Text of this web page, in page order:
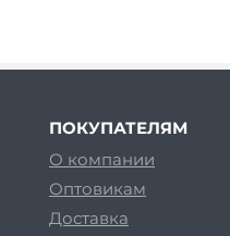
ПОКУПАТЕЛЯМ
О компании
Оптовикам
Доставка